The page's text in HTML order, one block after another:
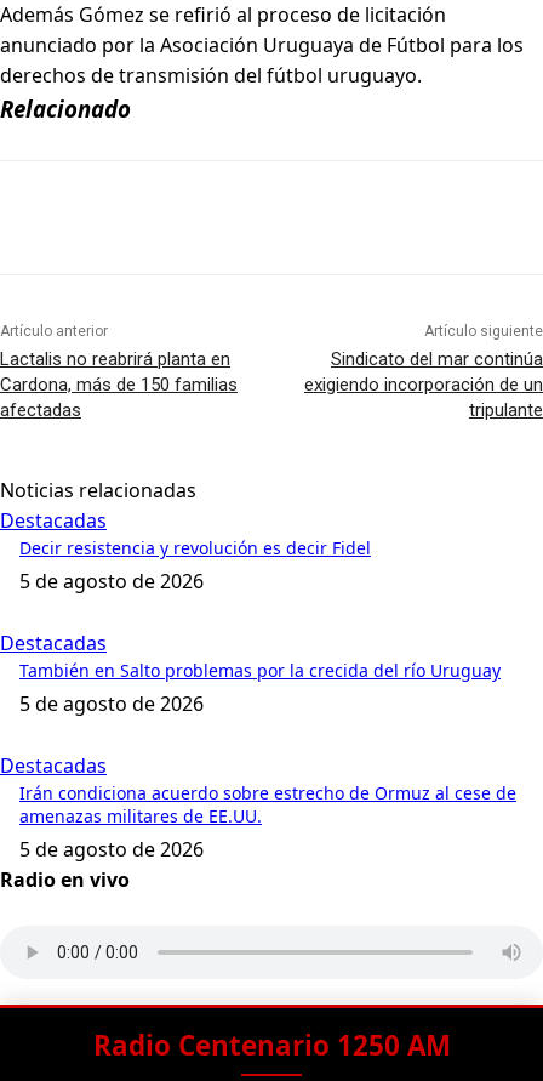
Además Gómez se refirió al proceso de licitación
anunciado por la Asociación Uruguaya de Fútbol para los
derechos de transmisión del fútbol uruguayo.
Relacionado
Artículo anterior
Lactalis no reabrirá planta en
Cardona, más de 150 familias
afectadas
Artículo siguiente
Sindicato del mar continúa
exigiendo incorporación de un
tripulante
Noticias relacionadas
Destacadas
Decir resistencia y revolución es decir Fidel
5 de agosto de 2026
Destacadas
También en Salto problemas por la crecida del río Uruguay
5 de agosto de 2026
Destacadas
Irán condiciona acuerdo sobre estrecho de Ormuz al cese de
amenazas militares de EE.UU.
5 de agosto de 2026
Radio en vivo
Radio Centenario 1250 AM